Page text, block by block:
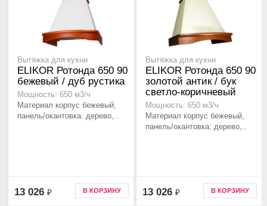
Вытяжка для кухни
ELIKOR Ротонда 650 90
бежевый / дуб рустика
Мощность: 650 м3/ч
Материал корпус бежевый,
панель/окантовка: дерево,..
13 026 ₽ В КОРЗИНУ
Вытяжка для кухни
ELIKOR Ротонда 650 90
золотой антик / бук
светло-коричневый
Мощность: 650 м3/ч
Материал корпус бежевый,
панель/окантовка: дерево,..
13 026 ₽ В КОРЗИНУ